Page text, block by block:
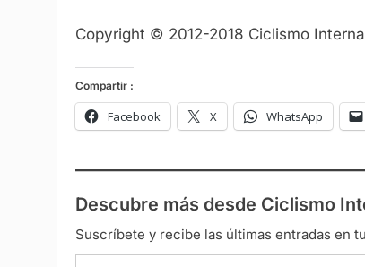
Copyright © 2012-2018 Ciclismo
Compartir :
Facebook X WhatsApp
Descubre más desde Ciclismo
Suscríbete y recibe las últimas entradas en
Escribe tu correo electrónico…